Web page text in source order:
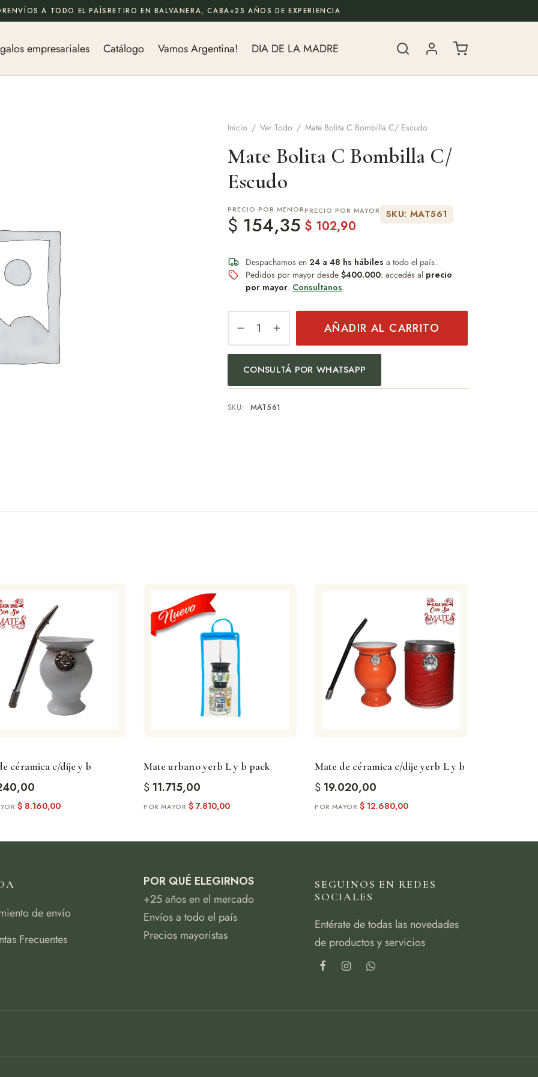
empresariales Catálogo Vamos Argentina! DIA DE LA MADRE
Inicio / Ver Todo / Mate Bolita C Bombilla C/ Escudo
Mate Bolita C Bombilla C/
Escudo
SKU: MAT561
PRECIO POR MENOR
$ 154,35
PRECIO POR MAYOR
$ 102,90
Despachamos en 24 a 48 hs hábiles a todo el país.
Pedidos por mayor desde $400.000: accedés al precio
por mayor. Consultanos.
AÑADIR AL CARRITO
CONSULTÁ POR WHATSAPP
SKU: MAT561
céramica c/dije y b
$ 8.160,00
Mate urbano yerb L y b pack
$ 11.715,00
$ 7.810,00
Mate de céramica c/dije yerb L y b
$ 19.020,00
$ 12.680,00
de envío
Frecuentes
POR QUÉ ELEGIRNOS
+25 años en el mercado
Envíos a todo el país
Precios mayoristas
SEGUINOS EN REDES
SOCIALES
Entérate de todas las novedades
de productos y servicios
ENVÍOS A TODO EL PAÍSRETIRO EN BALVANERA, CABA+25 AÑOS DE EXPERIENCIA